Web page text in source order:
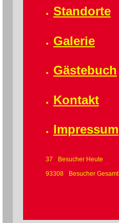
Standorte
Galerie
Gästebuch
Kontakt
Impressum
Besucher Heute
37
Besucher Gesamt
93308